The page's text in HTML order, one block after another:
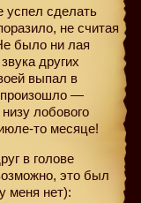
сделать
не считая
было ни лая
других
выпал в
произошло —
лобового
то месяце!
в голове
это был
меня нет):